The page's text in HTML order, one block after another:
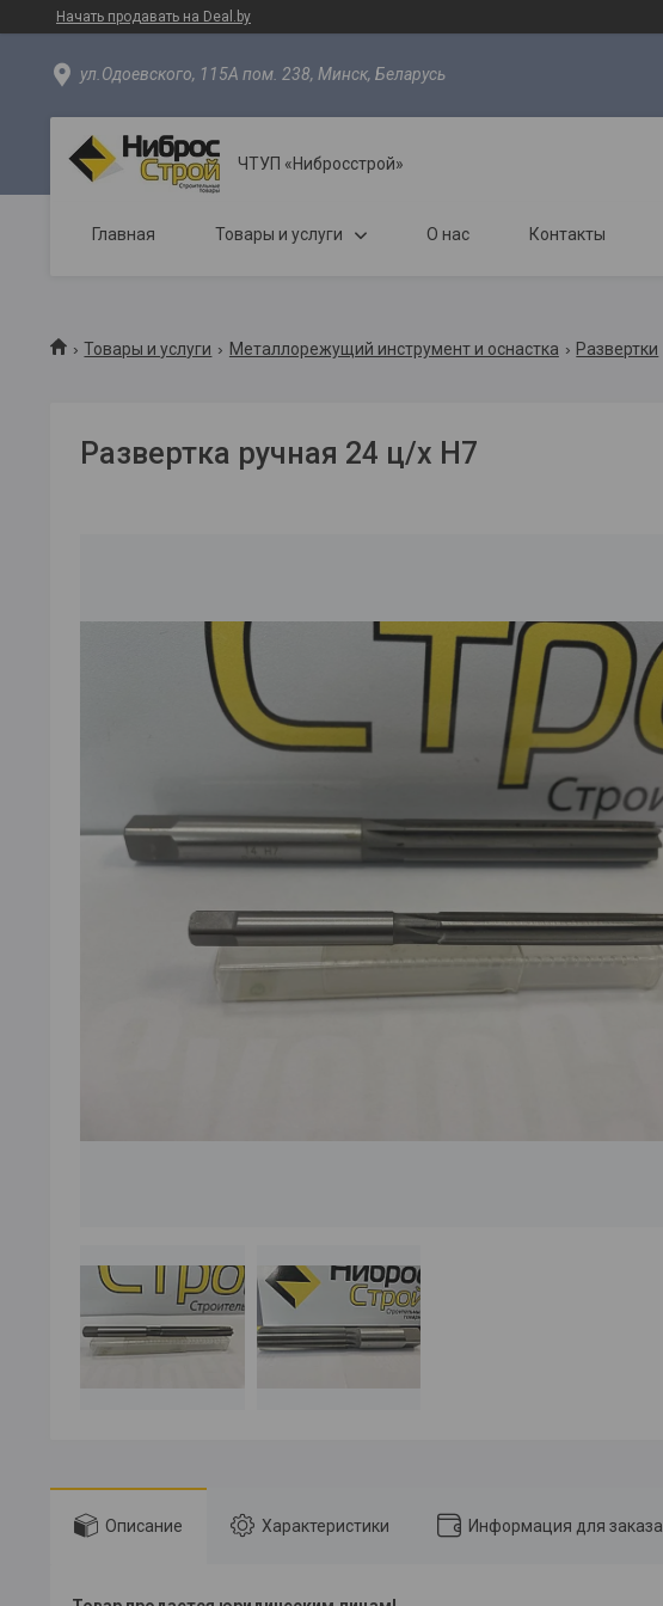
Начать продавать на Deal.by
ул.Одоевского, 115А пом. 238, Минск, Беларусь
ЧТУП «Нибросстрой»
Главная Товары и услуги О нас Контакты
Товары и услуги Металлорежущий инструмент и оснастка Развертки
Развертка ручная 24 ц/х H7
Описание Характеристики Информация для заказа